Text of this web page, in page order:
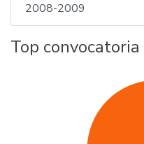
2008-2009
Top convocatoria